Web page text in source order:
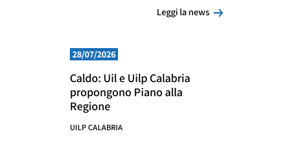
Leggi la news
Leggi la news
28/07/2026
Caldo: Uil e Uilp Calabria
propongono Piano alla
Regione
UILP CALABRIA